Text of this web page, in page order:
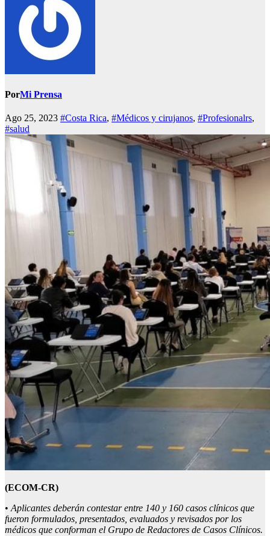
PorMi Prensa
Ago 25, 2023 #Costa Rica, #Médicos y cirujanos, #Profesionalrs,
#salud
(ECOM-CR)
•Aplicantes deberán contestarentre 140 y 160 casos clínicos que
fueron formulados, presentados, evaluados y revisados por los
médicos que conforman el Grupo de Redactores de Casos Clínicos.